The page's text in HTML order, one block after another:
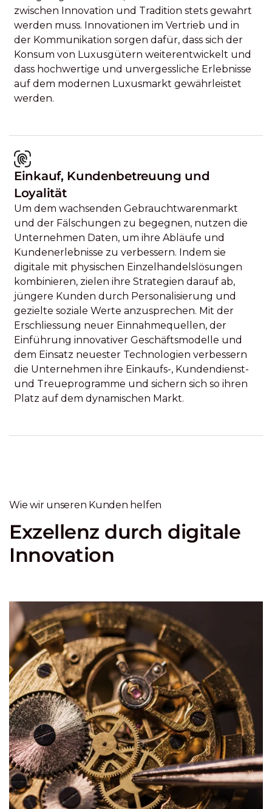
zwischen Innovation und Tradition stets gewahrt
werden muss. Innovationen im Vertrieb und in
der Kommunikation sorgen dafür, dass sich der
Konsum von Luxusgütern weiterentwickelt und
dass hochwertige und unvergessliche Erlebnisse
auf dem modernen Luxusmarkt gewährleistet
werden.
Einkauf, Kundenbetreuung und
Loyalität
Um dem wachsenden Gebrauchtwarenmarkt
und der Fälschungen zu begegnen, nutzen die
Unternehmen Daten, um ihre Abläufe und
Kundenerlebnisse zu verbessern. Indem sie
digitale mit physischen Einzelhandelslösungen
kombinieren, zielen ihre Strategien darauf ab,
jüngere Kunden durch Personalisierung und
gezielte soziale Werte anzusprechen. Mit der
Erschliessung neuer Einnahmequellen, der
Einführung innovativer Geschäftsmodelle und
dem Einsatz neuester Technologien verbessern
die Unternehmen ihre Einkaufs-, Kundendienst-
und Treueprogramme und sichern sich so ihren
Platz auf dem dynamischen Markt.
Wie wir unseren Kunden helfen
Exzellenz durch digitale
Innovation